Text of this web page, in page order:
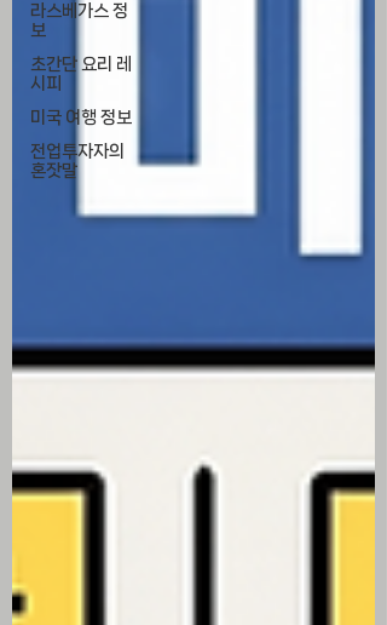
라스베가스 정
보
초간단 요리 레
시피
미국 여행 정보
전업투자자의
혼잣말